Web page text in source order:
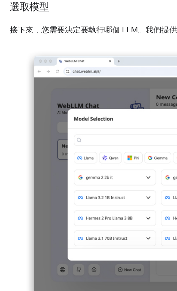
選取模型
接下來，您需要決定要執行哪個 LLM。我們提供